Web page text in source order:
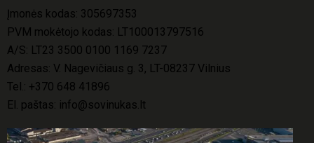
Įmonės kodas: 305697353
PVM mokėtojo kodas: LT100013797516
A/S: LT23 3500 0100 1169 7237
Adresas: V. Nagevičiaus g. 3, LT-08237 Vilnius
Tel.: +370 648 41896
El. paštas: info@sovinukas.lt